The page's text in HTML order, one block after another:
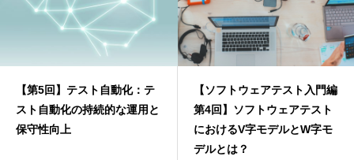
【第5回】テスト自動化：テ
スト自動化の持続的な運用と
保守性向上
【ソフトウェアテスト入門編
第4回】ソフトウェアテスト
におけるV字モデルとW字モ
デルとは？